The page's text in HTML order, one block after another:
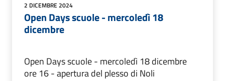
2 DICEMBRE 2024
Open Days scuole - mercoledì 18
dicembre
Open Days scuole - mercoledì 18 dicembre
ore 16 - apertura del plesso di Noli